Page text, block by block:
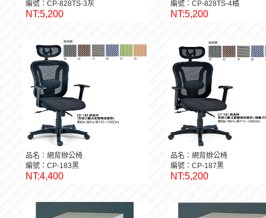
編號：CP-828TS-3灰
NT:5,200
編號：CP-828TS-4橘
NT:5,200
品名：網背辦公椅
編號：CP-183黑
NT:4,400
品名：網背辦公椅
編號：CP-187黑
NT:5,200